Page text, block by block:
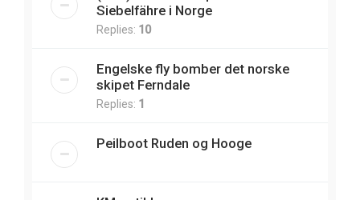
Siebelfähre i Norge
Replies: 10
Engelske fly bomber det norske
skipet Ferndale
Replies: 1
Peilboot Ruden og Hooge